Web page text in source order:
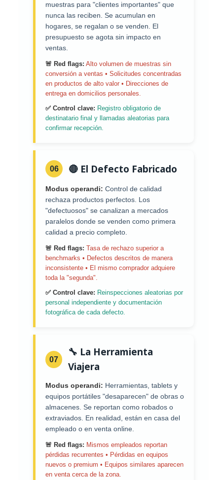
muestras para "clientes importantes" que
nunca las reciben. Se acumulan en
hogares, se regalan o se venden. El
presupuesto se agota sin impacto en
ventas.
🚨 Red flags: Alto volumen de muestras sin
conversión a ventas • Solicitudes concentradas
en productos de alto valor • Direcciones de
entrega en domicilios personales.
✅ Control clave: Registro obligatorio de
destinatario final y llamadas aleatorias para
confirmar recepción.
06 🔴 El Defecto Fabricado
Modus operandi: Control de calidad
rechaza productos perfectos. Los
"defectuosos" se canalizan a mercados
paralelos donde se venden como primera
calidad a precio completo.
🚨 Red flags: Tasa de rechazo superior a
benchmarks • Defectos descritos de manera
inconsistente • El mismo comprador adquiere
toda la "segunda".
✅ Control clave: Reinspecciones aleatorias por
personal independiente y documentación
fotográfica de cada defecto.
07
🔧 La Herramienta
Viajera
Modus operandi: Herramientas, tablets y
equipos portátiles "desaparecen" de obras o
almacenes. Se reportan como robados o
extraviados. En realidad, están en casa del
empleado o en venta online.
🚨 Red flags: Mismos empleados reportan
pérdidas recurrentes • Pérdidas en equipos
nuevos o premium • Equipos similares aparecen
en venta cerca de la zona.